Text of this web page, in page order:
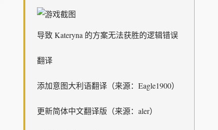
导致 Kateryna 的方案无法获胜的逻辑错误
翻译
添加意图大利语翻译（来源：Eagle1900）
更新简体中文翻译版（来源：aler）